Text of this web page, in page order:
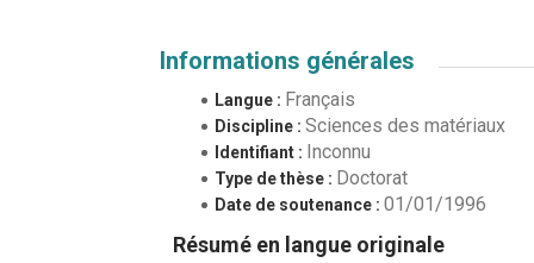
Informations générales
Langue : Français
Discipline : Sciences des matériaux
Identifiant : Inconnu
Type de thèse : Doctorat
Date de soutenance : 01/01/1996
Résumé en langue originale